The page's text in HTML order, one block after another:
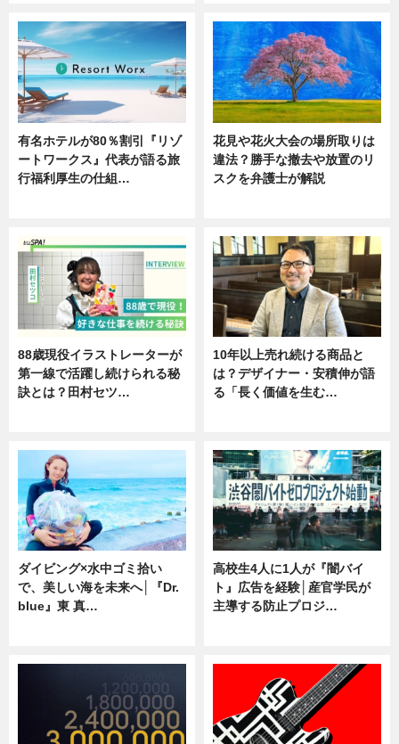
有名ホテルが80％割引『リゾ
ートワークス』代表が語る旅
行福利厚生の仕組…
花見や花火大会の場所取りは
違法？勝手な撤去や放置のリ
スクを弁護士が解説
88歳現役イラストレーターが
第一線で活躍し続けられる秘
訣とは？田村セツ…
10年以上売れ続ける商品と
は？デザイナー・安積伸が語
る「長く価値を生む…
ダイビング×水中ゴミ拾い
で、美しい海を未来へ│『Dr.
blue』東 真…
高校生4人に1人が『闇バイ
ト』広告を経験│産官学民が
主導する防止プロジ…